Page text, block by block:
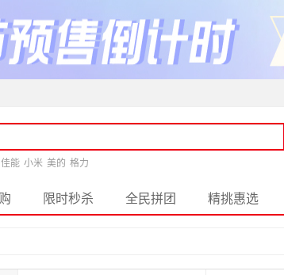
佳能 小米 美的 格力
限时秒杀 全民拼团 精挑惠选